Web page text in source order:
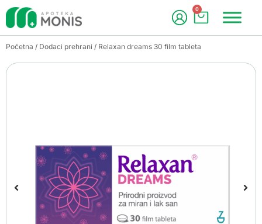
0
Početna / Dodaci prehrani / Relaxan dreams 30 film tableta